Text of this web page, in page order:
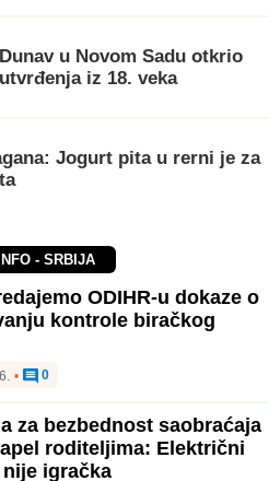
u Novom Sadu otkrio
iz 18. veka
Jogurt pita u rerni je za
- SRBIJA
ODIHR-u dokaze o
kontrole biračkog
• 0
za bezbednost saobraćaja
roditeljima: Električni
igračka